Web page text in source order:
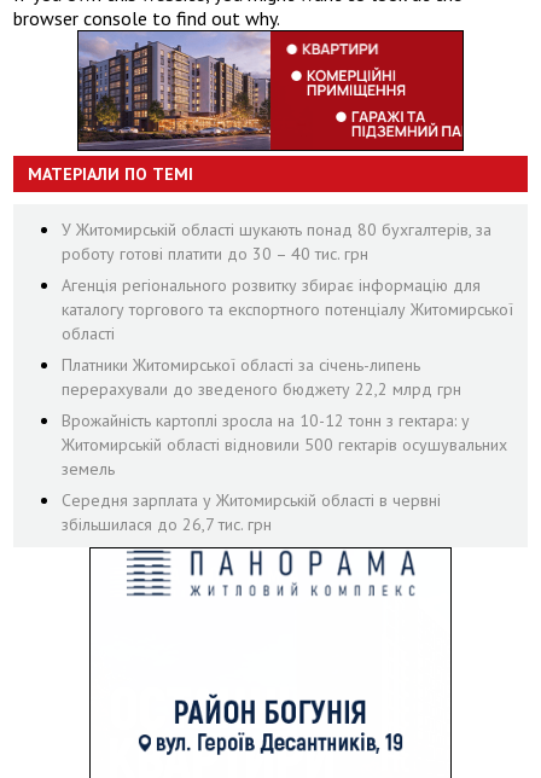
browser console to find out why.
МАТЕРІАЛИ ПО ТЕМІ
У Житомирській області шукають понад 80 бухгалтерів, за
роботу готові платити до 30 – 40 тис. грн
Агенція регіонального розвитку збирає інформацію для
каталогу торгового та експортного потенціалу Житомирської
області
Платники Житомирської області за січень-липень
перерахували до зведеного бюджету 22,2 млрд грн
Врожайність картоплі зросла на 10-12 тонн з гектара: у
Житомирській області відновили 500 гектарів осушувальних
земель
Середня зарплата у Житомирській області в червні
збільшилася до 26,7 тис. грн